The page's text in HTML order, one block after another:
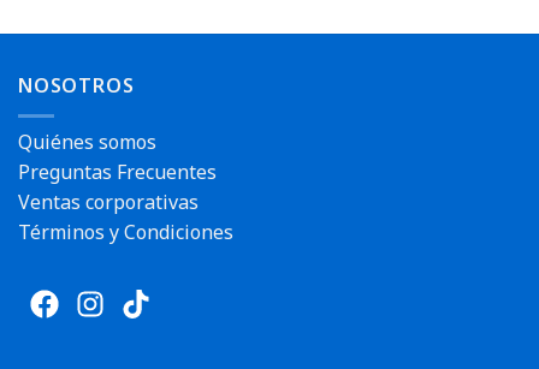
NOSOTROS
Quiénes somos
Preguntas Frecuentes
Ventas corporativas
Términos y Condiciones